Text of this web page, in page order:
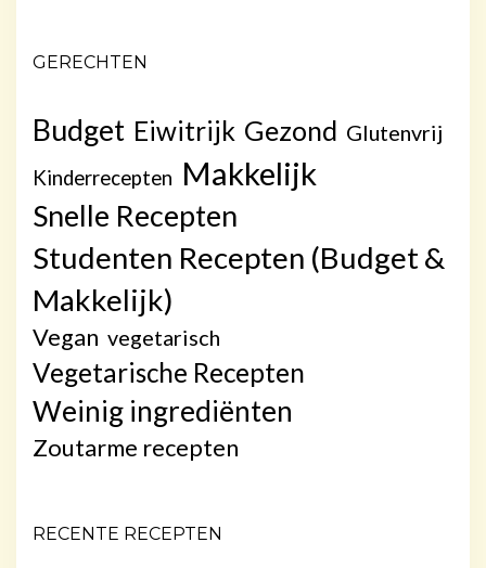
GERECHTEN
Budget Eiwitrijk Gezond Glutenvrij
Kinderrecepten Makkelijk
Snelle Recepten
Studenten Recepten (Budget &
Makkelijk)
Vegan vegetarisch
Vegetarische Recepten
Weinig ingrediënten
Zoutarme recepten
RECENTE RECEPTEN